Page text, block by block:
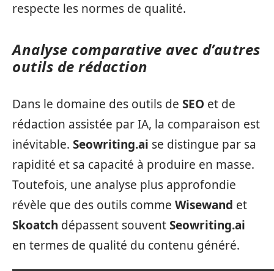
respecte les normes de qualité.
Analyse comparative avec d’autres
outils de rédaction
Dans le domaine des outils de SEO et de
rédaction assistée par IA, la comparaison est
inévitable. Seowriting.ai se distingue par sa
rapidité et sa capacité à produire en masse.
Toutefois, une analyse plus approfondie
révèle que des outils comme Wisewand et
Skoatch dépassent souventSeowriting.ai
en termes de qualité du contenu généré.